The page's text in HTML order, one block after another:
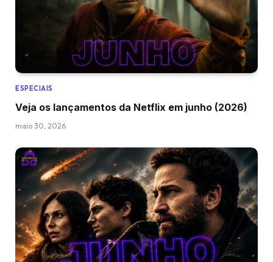
ESPECIAIS
Veja os lançamentos da Netflix em junho (2026)
maio 30, 2026